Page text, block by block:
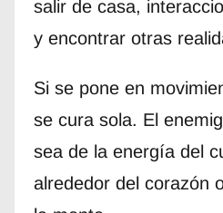
salir de casa,
y encontrar otras
Si se pone en
se cura sola. El
sea de la energía del
alrededor del corazón